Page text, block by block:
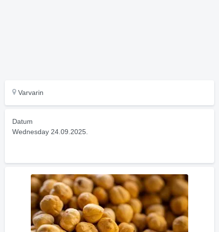
Varvarin
Datum
Wednesday 24.09.2025.